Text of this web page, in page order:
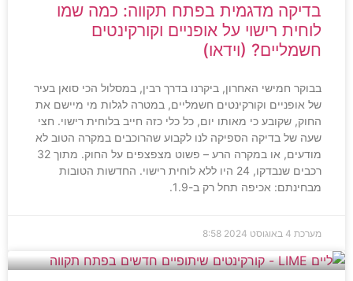
בדיקה מדגמית בפתח תקווה: כמה שמו
לוחית רישוי על אופניים וקורקינטים
חשמליים? (וידאו)
בבוקר חמישי האחרון, ביקרנו בדרך רבין, במסלול הכי סואן בעיר
של אופניים וקורקינטים חשמליים, במטרה לגלות מי מיישם את
החוק, שקובע כי מאותו יום, כל כלי כזה חייב בלוחית רישוי. חצי
שעה של בדיקה הספיקה לנו לקבוע שהרוכבים במקרה הטוב לא
מודעים, או במקרה הרע – פשוט מצפצפים על החוק. מתוך 32
רכבים שנבדקו, 24 היו ללא לוחית רישוי. החדשות הטובות
מבחינתם: אכיפה תחל רק ב-1.9.
מערכת 4 באוגוסט 2024 8:58